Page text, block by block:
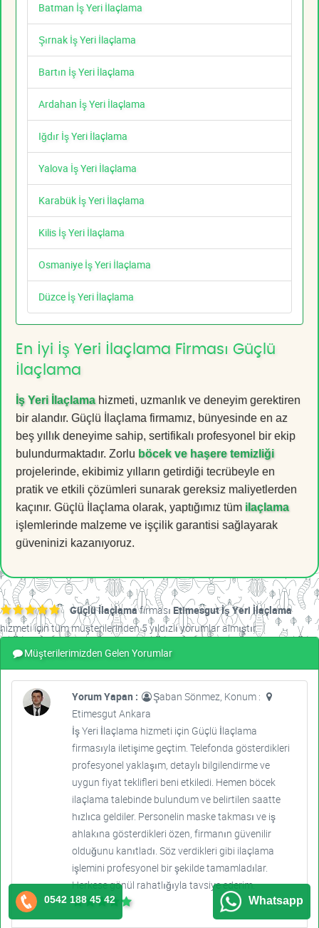
Batman İş Yeri İlaçlama
Şırnak İş Yeri İlaçlama
Bartın İş Yeri İlaçlama
Ardahan İş Yeri İlaçlama
Iğdır İş Yeri İlaçlama
Yalova İş Yeri İlaçlama
Karabük İş Yeri İlaçlama
Kilis İş Yeri İlaçlama
Osmaniye İş Yeri İlaçlama
Düzce İş Yeri İlaçlama
En İyi İş Yeri İlaçlama Firması Güçlü
İlaçlama
İş Yeri İlaçlamahizmeti, uzmanlık ve deneyim gerektiren
bir alandır. Güçlü İlaçlama firmamız, bünyesinde en az
beş yıllık deneyime sahip, sertifikalı profesyonel bir ekip
bulundurmaktadır. Zorlu böcek ve haşere temizliği
projelerinde, ekibimiz yılların getirdiği tecrübeyle en
pratik ve etkili çözümleri sunarak gereksiz maliyetlerden
kaçınır. Güçlü İlaçlama olarak, yaptığımız tüm ilaçlama
işlemlerinde malzeme ve işçilik garantisi sağlayarak
güveninizi kazanıyoruz.
Güçlü İlaçlamafirması Etimesgut İş Yeri İlaçlama
hizmeti için tüm müşterilerinden 5 yıldızlı yorumlar almıştır.
Müşterilerimizden Gelen Yorumlar
Yorum Yapan :
Şaban Sönmez, Konum :
Etimesgut Ankara
İş Yeri İlaçlama hizmeti için Güçlü İlaçlama
firmasıyla iletişime geçtim. Telefonda gösterdikleri
profesyonel yaklaşım, detaylı bilgilendirme ve
uygun fiyat teklifleri beni etkiledi. Hemen böcek
ilaçlama talebinde bulundum ve belirtilen saatte
hızlıca geldiler. Personelin maske takması ve iş
ahlakına gösterdikleri özen, firmanın güvenilir
olduğunu kanıtladı. Söz verdikleri gibi ilaçlama
işlemini profesyonel bir şekilde tamamladılar.
Herkese gönül rahatlığıyla tavsiye ederim.
0542 188 45 42 Whatsapp